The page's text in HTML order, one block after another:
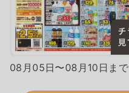
08月05日〜08月10日まで